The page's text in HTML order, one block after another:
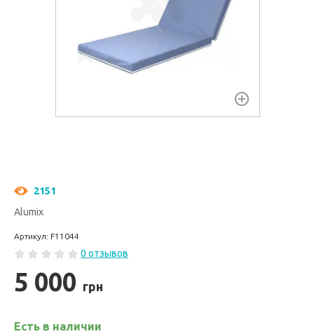
2151
Alumix
Артикул: F11044
0 отзывов
5 000 грн
Есть в наличии